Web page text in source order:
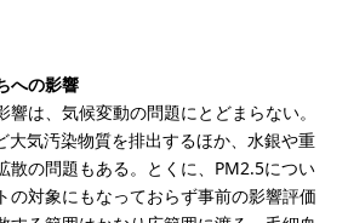
への影響
は、気候変動の問題にとどまらない。
大気汚染物質を排出するほか、水銀や重
散の問題もある。とくに、PM2.5につい
の対象にもなっておらず事前の影響評価